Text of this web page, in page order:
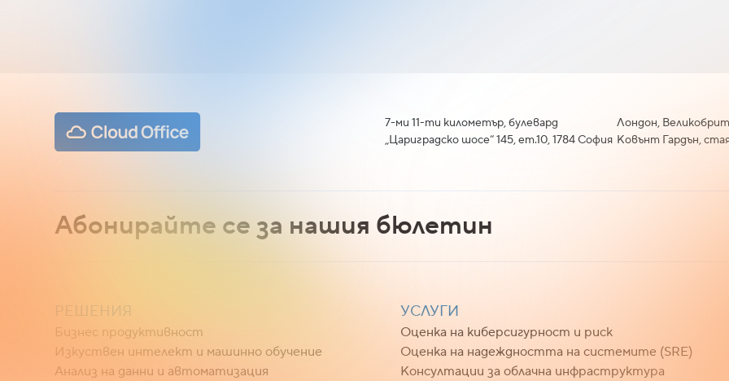
7-ми 11-ти километър, булевард
„Цариградско шосе“ 145, ет.10, 1784 София
Лондон,
Ковънт Гардън,
Абонирайте се за нашия бюлетин
РЕШЕНИЯ
Бизнес продуктивност
Изкуствен интелект и машинно обучение
Анализ на данни и автоматизация
УСЛУГИ
Оценка на киберсигурност и риск
Оценка на надеждността на системите (SRE)
Консултации за облачна инфраструктура